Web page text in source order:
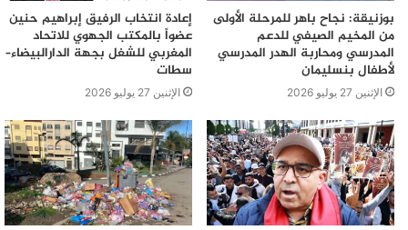
بوزنيقة: نجاح باهر للمرحلة الأولى
من المخيم الصيفي للدعم
المدرسي ومحاربة الهدر المدرسي
لأطفال بنسليمان
الإثنين 27 يوليو 2026
إعادة انتخاب الرفيق إبراهيم حنين
عضواً بالمكتب الجهوي للاتحاد
المغربي للشغل بجهة الدارالبيضاء–
سطات
الإثنين 27 يوليو 2026